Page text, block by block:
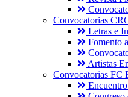
Convocatorias
Letras e
Fomento
Artistas
Convocatorias FC